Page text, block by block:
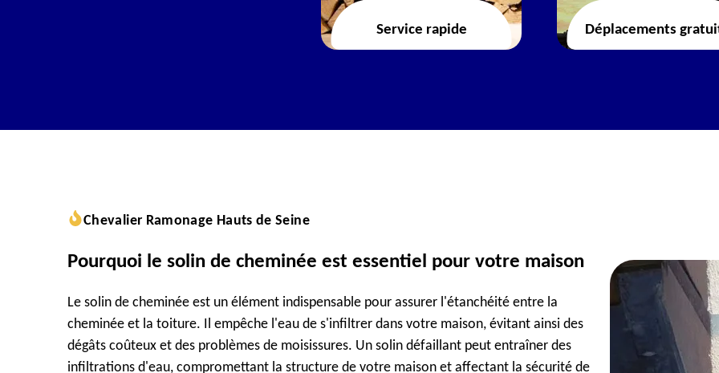
Service rapide Déplacements
Chevalier Ramonage Hauts de Seine
Pourquoi le solin de cheminée est essentiel pour votre maison
Le solin de cheminée est un élément indispensable pour assurer l'étanchéité entre la
cheminée et la toiture. Il empêche l'eau de s'infiltrer dans votre maison, évitant ainsi des
dégâts coûteux et des problèmes de moisissures. Un solin défaillant peut entraîner des
infiltrations d'eau, compromettant la structure de votre maison et affectant la sécurité de